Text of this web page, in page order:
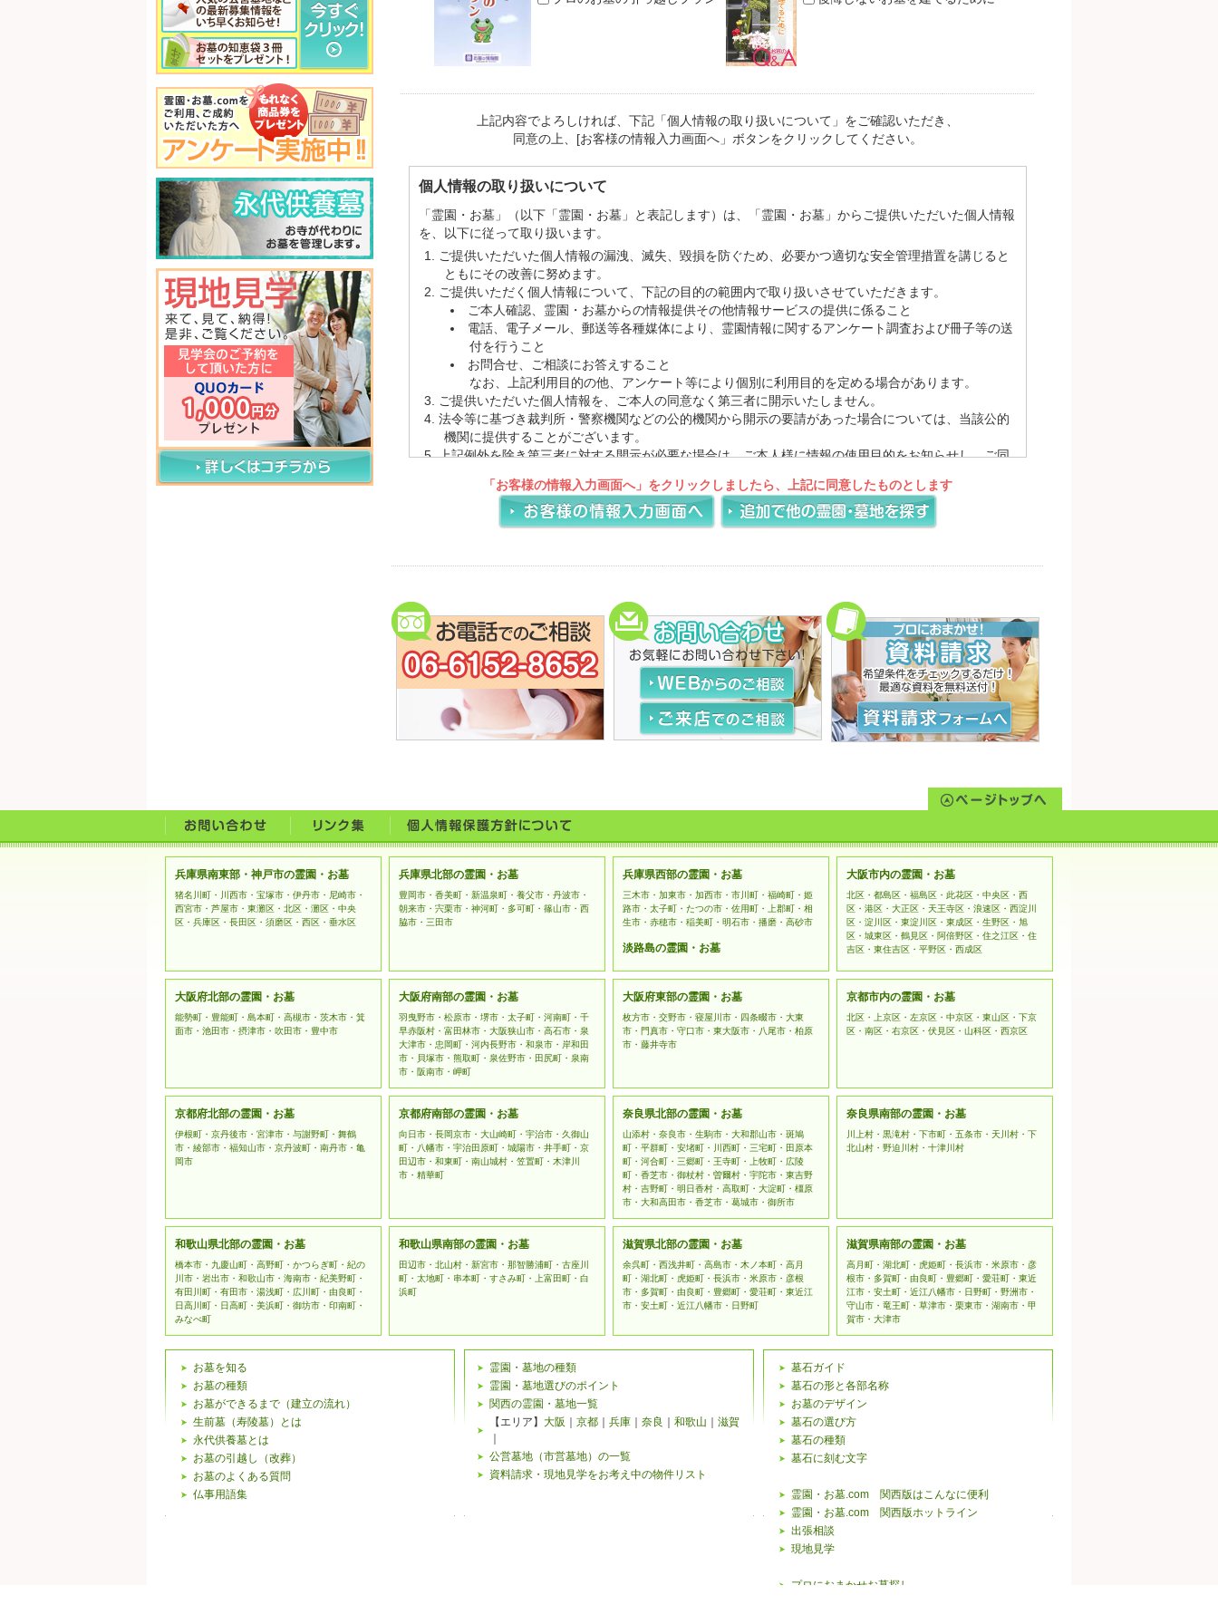
上記内容でよろしければ、下記「個人情報の取り扱いについて」をご確認いただき、
同意の上、[お客様の情報入力画面へ」ボタンをクリックしてください。
個人情報の取り扱いについて
「霊園・お墓」（以下「霊園・お墓」と表記します）は、「霊園・お墓」からご提供いただいた個人情報
を、以下に従って取り扱います。
ご提供いただいた個人情報の漏洩、滅失、毀損を防ぐため、必要かつ適切な安全管理措置を講じると
ともにその改善に努めます。
ご提供いただく個人情報について、下記の目的の範囲内で取り扱いさせていただきます。
ご本人確認、霊園・お墓からの情報提供その他情報サービスの提供に係ること
電話、電子メール、郵送等各種媒体により、霊園情報に関するアンケート調査および冊子等の送
付を行うこと
お問合せ、ご相談にお答えすること
なお、上記利用目的の他、アンケート等により個別に利用目的を定める場合があります。
ご提供いただいた個人情報を、ご本人の同意なく第三者に開示いたしません。
法令等に基づき裁判所・警察機関などの公的機関から開示の要請があった場合については、当該公的
機関に提供することがございます。
上記例外を除き第三者に対する開示が必要な場合は、ご本人様に情報の使用目的をお知らせし、ご同
目的以外の使用を行わせないようにいたします。
個人情報の保護を図るために、また、法令その他の規範の変更に対応するために、プライバシーポリ
シーを予告なく改定する事がございます。改定があった場合はホームページにてお知らせいたしま
「霊園・お墓」では、サービスの提供にあたり、お客様の個人情報を入力または登録していただく場合が
ございます。頂いた情報は、厳重に管理いたします。
個人情報の提供をお願いする場合について
下記のような場合にお客様の個人情報をいただくことがございます。
個人情報の参照・変更・削除
当ウェブサイト上でお客様にご入力いただいた個人を特定する情報の参照・変更・削除につきまして
は、お客様ご本人から直接お申し出いただきました場合のみ、合理的な範囲で速やかに対応いたしま
す。
トへのリンクを紹介しております。リンク先のウェブサイトにて行われる個人情報の収集に関しまし
ては、当社は管理責任を負いません。お客様ご自身の判断によってご利用ください。
データの保護について
お客様の個人情報を収集するフォーム利用には、SSL（Secure Sockets Layer）暗号化技術を用いて
おります。
「お客様の情報入力画面へ」をクリックしましたら、上記に同意したものとします
兵庫県南東部・神戸市の霊園・お墓
猪名川町・川西市・宝塚市・伊丹市・尼崎市・
西宮市・芦屋市・東灘区・北区・灘区・中央
区・兵庫区・長田区・須磨区・西区・垂水区
兵庫県北部の霊園・お墓
豊岡市・香美町・新温泉町・養父市・丹波市・
朝来市・宍栗市・神河町・多可町・篠山市・西
脇市・三田市
兵庫県西部の霊園・お墓
三木市・加東市・加西市・市川町・福崎町・姫
路市・太子町・たつの市・佐用町・上郡町・相
生市・赤穂市・稲美町・明石市・播磨・高砂市
淡路島の霊園・お墓
大阪市内の霊園・お墓
北区・都島区・福島区・此花区・中央区・西
区・港区・大正区・天王寺区・浪速区・西淀川
区・淀川区・東淀川区・東成区・生野区・旭
区・城東区・鶴見区・阿倍野区・住之江区・住
吉区・東住吉区・平野区・西成区
大阪府北部の霊園・お墓
能勢町・豊能町・島本町・高槻市・茨木市・箕
面市・池田市・摂津市・吹田市・豊中市
大阪府南部の霊園・お墓
羽曳野市・松原市・堺市・太子町・河南町・千
早赤阪村・富田林市・大阪狭山市・高石市・泉
大津市・忠岡町・河内長野市・和泉市・岸和田
市・貝塚市・熊取町・泉佐野市・田尻町・泉南
市・阪南市・岬町
大阪府東部の霊園・お墓
枚方市・交野市・寝屋川市・四条畷市・大東
市・門真市・守口市・東大阪市・八尾市・柏原
市・藤井寺市
京都市内の霊園・お墓
北区・上京区・左京区・中京区・東山区・下京
区・南区・右京区・伏見区・山科区・西京区
京都府北部の霊園・お墓
伊根町・京丹後市・宮津市・与謝野町・舞鶴
市・綾部市・福知山市・京丹波町・南丹市・亀
岡市
京都府南部の霊園・お墓
向日市・長岡京市・大山崎町・宇治市・久御山
町・八幡市・宇治田原町・城陽市・井手町・京
田辺市・和東町・南山城村・笠置町・木津川
市・精華町
奈良県北部の霊園・お墓
山添村・奈良市・生駒市・大和郡山市・斑鳩
町・平群町・安堵町・川西町・三宅町・田原本
町・河合町・三郷町・王寺町・上牧町・広陵
町・香芝市・御杖村・曽爾村・宇陀市・東吉野
村・吉野町・明日香村・高取町・大淀町・橿原
市・大和高田市・香芝市・葛城市・御所市
奈良県南部の霊園・お墓
川上村・黒滝村・下市町・五条市・天川村・下
北山村・野迫川村・十津川村
和歌山県北部の霊園・お墓
橋本市・九慶山町・高野町・かつらぎ町・紀の
川市・岩出市・和歌山市・海南市・紀美野町・
有田川町・有田市・湯浅町・広川町・由良町・
日高川町・日高町・美浜町・御坊市・印南町・
みなべ町
和歌山県南部の霊園・お墓
田辺市・北山村・新宮市・那智勝浦町・古座川
町・太地町・串本町・すさみ町・上富田町・白
浜町
滋賀県北部の霊園・お墓
余呉町・西浅井町・高島市・木ノ本町・高月
町・湖北町・虎姫町・長浜市・米原市・彦根
市・多賀町・由良町・豊郷町・愛荘町・東近江
市・安土町・近江八幡市・日野町
滋賀県南部の霊園・お墓
高月町・湖北町・虎姫町・長浜市・米原市・彦
根市・多賀町・由良町・豊郷町・愛荘町・東近
江市・安土町・近江八幡市・日野町・野洲市・
守山市・竜王町・草津市・栗東市・湖南市・甲
賀市・大津市
お墓を知る
お墓の種類
お墓ができるまで（建立の流れ）
生前墓（寿陵墓）とは
永代供養墓とは
お墓の引越し（改葬）
お墓のよくある質問
仏事用語集
霊園・墓地の種類
霊園・墓地選びのポイント
関西の霊園・墓地一覧
【エリア】 大阪 ｜ 京都 ｜ 兵庫 ｜ 奈良 ｜ 和歌山 ｜ 滋賀
｜
公営墓地（市営墓地）の一覧
資料請求・現地見学をお考え中の物件リスト
墓石ガイド
墓石の形と各部名称
お墓のデザイン
墓石の選び方
墓石の種類
墓石に刻む文字
霊園・お墓.com 関西版はこんなに便利
霊園・お墓.com 関西版ホットライン
出張相談
現地見学
プロにおまかせお墓探し